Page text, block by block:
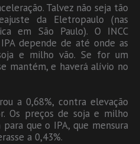
Talvez não seja tão
da Eletropaulo (nas
em São Paulo). O INCC
depende de até onde as
e milho vão. Se for um
mantém, e haverá alívio no
a 0,68%, contra elevação
Os preços de soja e milho
que o IPA, que mensura
a 0,43%.